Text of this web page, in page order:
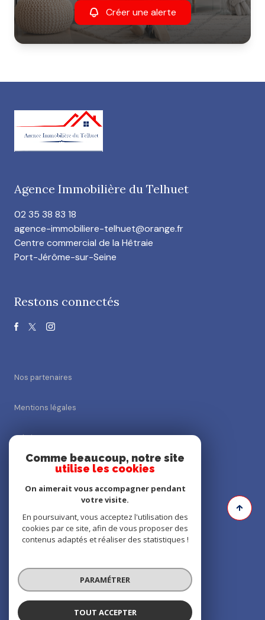
Créer une alerte
Agence Immobilière du Telhuet
02 35 38 83 18
agence-immobiliere-telhuet@orange.fr
Centre commercial de la Hêtraie
Port-Jérôme-sur-Seine
Restons connectés
Nos partenaires
Mentions légales
Admin
Nos honoraires
Cookies
© 2026 | Tous droits réservés
Réalisé par
Comme beaucoup, notre site
utilise les cookies
On aimerait vous accompagner pendant
votre visite.
En poursuivant, vous acceptez l'utilisation des
cookies par ce site, afin de vous proposer des
contenus adaptés et réaliser des statistiques !
PARAMÉTRER
TOUT ACCEPTER